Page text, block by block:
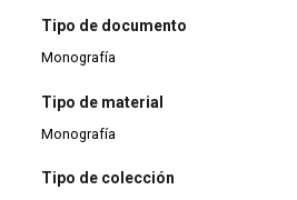
Tipo de documento
Monografía
Tipo de material
Monografía
Tipo de colección